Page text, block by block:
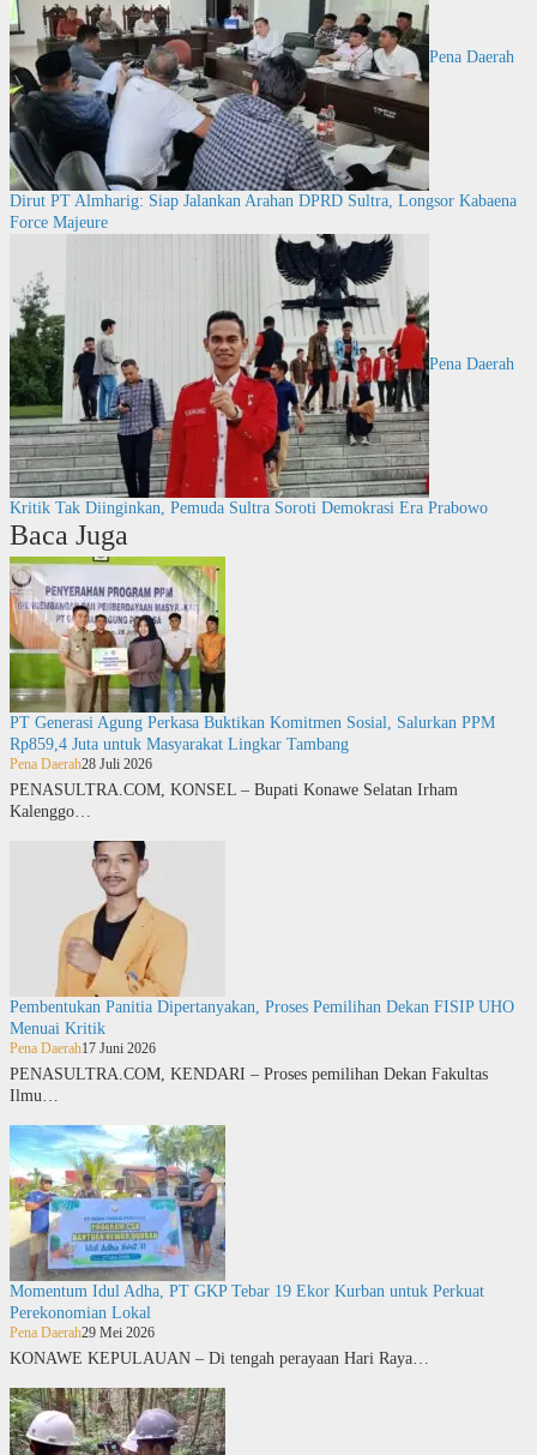
Pena Daerah
Dirut PT Almharig: Siap Jalankan Arahan DPRD Sultra, Longsor Kabaena
Force Majeure
Pena Daerah
Kritik Tak Diinginkan, Pemuda Sultra Soroti Demokrasi Era Prabowo
Baca Juga
PT Generasi Agung Perkasa Buktikan Komitmen Sosial, Salurkan PPM
Rp859,4 Juta untuk Masyarakat Lingkar Tambang
Pena Daerah28 Juli 2026
PENASULTRA.COM, KONSEL – Bupati Konawe Selatan Irham
Kalenggo…
Pembentukan Panitia Dipertanyakan, Proses Pemilihan Dekan FISIP UHO
Menuai Kritik
Pena Daerah17 Juni 2026
PENASULTRA.COM, KENDARI – Proses pemilihan Dekan Fakultas
Ilmu…
Momentum Idul Adha, PT GKP Tebar 19 Ekor Kurban untuk Perkuat
Perekonomian Lokal
Pena Daerah29 Mei 2026
KONAWE KEPULAUAN – Di tengah perayaan Hari Raya…